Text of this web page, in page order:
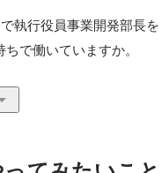
執行役員事業開発部長
で働いていますか。